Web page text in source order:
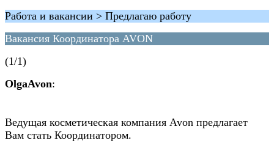
Работа и вакансии > Предлагаю работу
Вакансия Координатора AVON
(1/1)
OlgaAvon:
Ведущая косметическая компания Avon предлагает
Вам стать Координатором.